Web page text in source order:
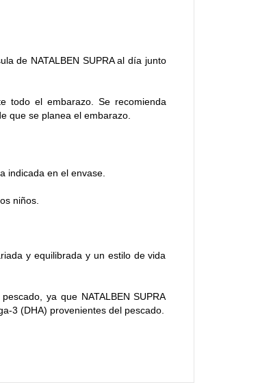
de NATALBEN SUPRA al día junto
todo el embarazo. Se recomienda
que se planea el embarazo.
indicada en el envase.
niños.
y equilibrada y un estilo de vida
ya que NATALBEN SUPRA
3 (DHA) provenientes del pescado.